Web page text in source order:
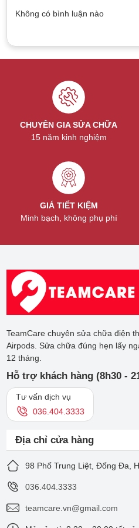
Không có bình luận nào
CHUYÊN GIA SỬA CHỮA
15 năm kinh nghiệm
GIÁ TIẾT KIỆM
Minh bạch, không phụ phí
TeamCare chuyên sửa chữa điện
Airpods. Sửa chữa đúng hẹn lấy
12 tháng.
Hỗ trợ khách hàng (8h30 -
Tư vấn dịch vụ
036.404.3333
Địa chỉ cửa hàng
98 Phố Trung Liệt, Đống Đa,
036.404.3333
teamcare.vn@gmail.com